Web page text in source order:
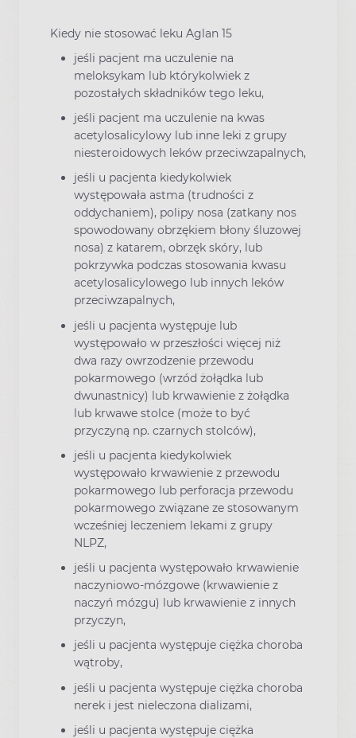
Kiedy nie stosować leku Aglan 15
jeśli pacjent ma uczulenie na
meloksykam lub którykolwiek z
pozostałych składników tego leku,
jeśli pacjent ma uczulenie na kwas
acetylosalicylowy lub inne leki z grupy
niesteroidowych leków przeciwzapalnych,
jeśli u pacjenta kiedykolwiek
występowała astma (trudności z
oddychaniem), polipy nosa (zatkany nos
spowodowany obrzękiem błony śluzowej
nosa) z katarem, obrzęk skóry, lub
pokrzywka podczas stosowania kwasu
acetylosalicylowego lub innych leków
przeciwzapalnych,
jeśli u pacjenta występuje lub
występowało w przeszłości więcej niż
dwa razy owrzodzenie przewodu
pokarmowego (wrzód żołądka lub
dwunastnicy) lub krwawienie z żołądka
lub krwawe stolce (może to być
przyczyną np. czarnych stolców),
jeśli u pacjenta kiedykolwiek
występowało krwawienie z przewodu
pokarmowego lub perforacja przewodu
pokarmowego związane ze stosowanym
wcześniej leczeniem lekami z grupy
NLPZ,
jeśli u pacjenta występowało krwawienie
naczyniowo-mózgowe (krwawienie z
naczyń mózgu) lub krwawienie z innych
przyczyn,
jeśli u pacjenta występuje ciężka choroba
wątroby,
jeśli u pacjenta występuje ciężka choroba
nerek i jest nieleczona dializami,
jeśli u pacjenta występuje ciężka